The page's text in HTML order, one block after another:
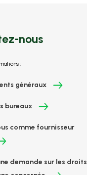
nous
:
généraux
bureaux
comme fournisseur
demande sur les droits